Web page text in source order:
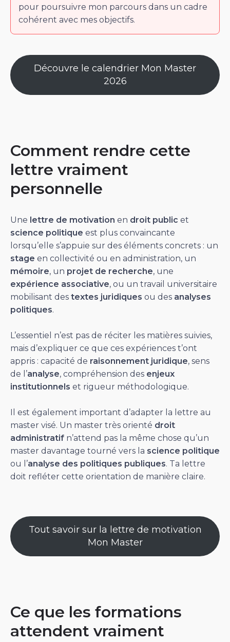
pour poursuivre mon parcours dans un cadre
cohérent avec mes objectifs.
Découvre le calendrier Mon Master
2026
Comment rendre cette
lettre vraiment
personnelle
Une lettre de motivation en droit public et
science politique est plus convaincante
lorsqu’elle s’appuie sur des éléments concrets : un
stage en collectivité ou en administration, un
mémoire, un projet de recherche, une
expérience associative, ou un travail universitaire
mobilisant des textes juridiques ou des analyses
politiques.
L’essentiel n’est pas de réciter les matières suivies,
mais d’expliquer ce que ces expériences t’ont
appris : capacité de raisonnement juridique, sens
de l’analyse, compréhension des enjeux
institutionnels et rigueur méthodologique.
Il est également important d’adapter la lettre au
master visé. Un master très orienté droit
administratif n’attend pas la même chose qu’un
master davantage tourné vers la science politique
ou l’analyse des politiques publiques. Ta lettre
doit refléter cette orientation de manière claire.
Tout savoir sur la lettre de motivation
Mon Master
Ce que les formations
attendent vraiment